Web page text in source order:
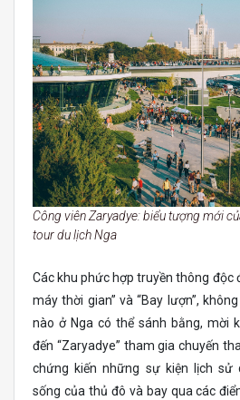
Công viên Zaryadye: biểu tượng mới
tour du lịch Nga
Các khu phức hợp truyền thông độc
máy thời gian” và “Bay lượn”,
nào ở Nga có thể sánh bằng, mời
đến “Zaryadye” tham gia chuyến
chứng kiến ​​những sự kiện lịch sử
sống của thủ đô và bay qua các